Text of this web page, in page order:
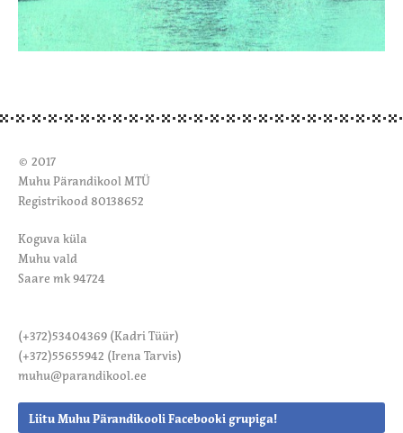
© 2017
Muhu Pärandikool MTÜ
Registrikood 80138652
Koguva küla
Muhu vald
Saare mk 94724
(+372)53404369 (Kadri Tüür)
(+372)55655942 (Irena Tarvis)
muhu@parandikool.ee
Liitu Muhu PärandikooliFacebooki grupiga!